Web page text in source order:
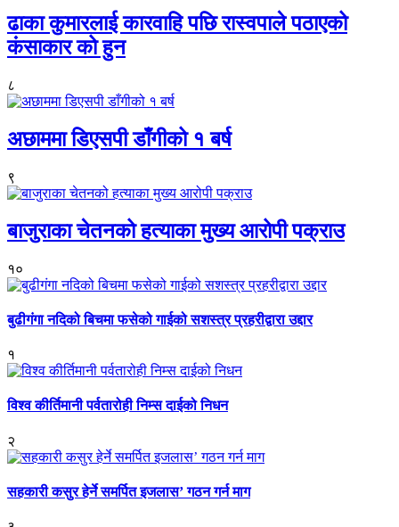
ढाका कुमारलाई कारवाहि पछि रास्वपाले पठाएको
कंसाकार को हुन
८
अछाममा डिएसपी डाँगीको १ बर्ष
९
बाजुराका चेतनको हत्याका मुख्य आरोपी पक्राउ
१०
बुढीगंगा नदिको बिचमा फसेको गाईको सशस्त्र प्रहरीद्वारा उद्दार
१
विश्व कीर्तिमानी पर्वतारोही निम्स दाईको निधन
२
सहकारी कसुर हेर्ने समर्पित इजलास’ गठन गर्न माग